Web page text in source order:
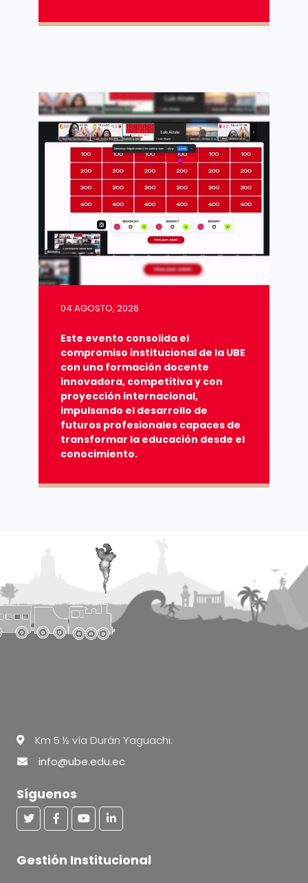
04 AGOSTO, 2026
Este evento consolida el
compromiso institucional de la UBE
con una formación docente
innovadora, competitiva y con
proyección internacional,
impulsando el desarrollo de
futuros profesionales capaces de
transformar la educación desde el
conocimiento.
Km 5 ½ vía Durán Yaguachi.
info@ube.edu.ec
Síguenos
Gestión Institucional